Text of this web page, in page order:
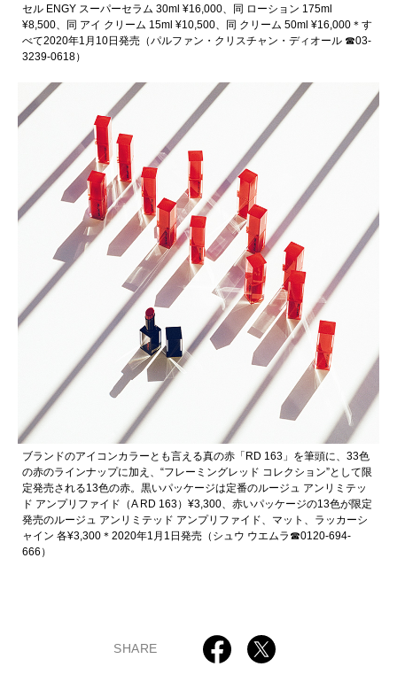
セル ENGY スーパーセラム 30ml ¥16,000、同 ローション 175ml
¥8,500、同 アイ クリーム 15ml ¥10,500、同 クリーム 50ml ¥16,000＊す
べて2020年1月10日発売（パルファン・クリスチャン・ディオール ☎︎03-
3239-0618）
ブランドのアイコンカラーとも言える真の赤「RD 163」を筆頭に、33色
の赤のラインナップに加え、“フレーミングレッド コレクション”として限
定発売される13色の赤。黒いパッケージは定番のルージュ アンリミテッ
ド アンプリファイド（A RD 163）¥3,300、赤いパッケージの13色が限定
発売のルージュ アンリミテッド アンプリファイド、マット、ラッカーシ
ャイン 各¥3,300＊2020年1月1日発売（シュウ ウエムラ☎︎0120-694-
666）
SHARE